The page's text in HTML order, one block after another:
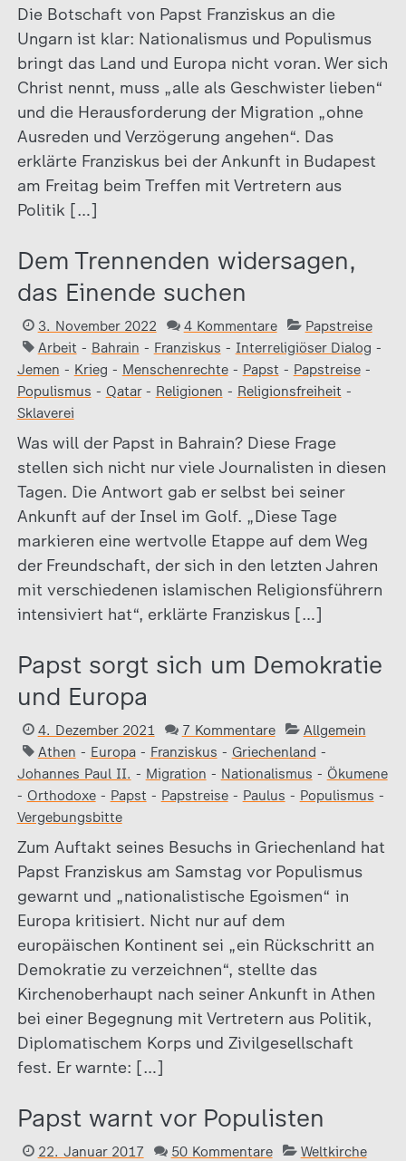
Die Botschaft von Papst Franziskus an die
Ungarn ist klar: Nationalismus und Populismus
bringt das Land und Europa nicht voran. Wer sich
Christ nennt, muss „alle als Geschwister lieben“
und die Herausforderung der Migration „ohne
Ausreden und Verzögerung angehen“. Das
erklärte Franziskus bei der Ankunft in Budapest
am Freitag beim Treffen mit Vertretern aus
Politik […]
Dem Trennenden widersagen,
das Einende suchen
3. November 2022 4 Kommentare
Papstreise
Arbeit - Bahrain - Franziskus - Interreligiöser Dialog -
Jemen - Krieg - Menschenrechte- Papst - Papstreise-
Populismus - Qatar- Religionen - Religionsfreiheit -
Sklaverei
Was will der Papst in Bahrain? Diese Frage
stellen sich nicht nur viele Journalisten in diesen
Tagen. Die Antwort gab er selbst bei seiner
Ankunft auf der Insel im Golf. „Diese Tage
markieren eine wertvolle Etappe auf dem Weg
der Freundschaft, der sich in den letzten Jahren
mit verschiedenen islamischen Religionsführern
intensiviert hat“, erklärte Franziskus […]
Papst sorgt sich um Demokratie
und Europa
4. Dezember 2021 7 Kommentare
Allgemein
Athen - Europa- Franziskus - Griechenland -
Johannes Paul II. - Migration - Nationalismus - Ökumene
- Orthodoxe- Papst - Papstreise- Paulus - Populismus -
Vergebungsbitte
Zum Auftakt seines Besuchs in Griechenland hat
Papst Franziskus am Samstag vor Populismus
gewarnt und „nationalistische Egoismen“ in
Europa kritisiert. Nicht nur auf dem
europäischen Kontinent sei „ein Rückschritt an
Demokratie zu verzeichnen“, stellte das
Kirchenoberhaupt nach seiner Ankunft in Athen
bei einer Begegnung mit Vertretern aus Politik,
Diplomatischem Korps und Zivilgesellschaft
fest. Er warnte: […]
Papst warnt vor Populisten
22. Januar 2017 50 Kommentare
Weltkirche